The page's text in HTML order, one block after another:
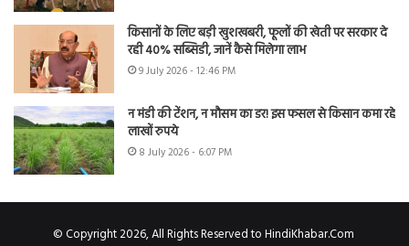
किसानों के लिए बड़ी खुशखबरी, फूलों की खेती पर सरकार दे
रही 40% सब्सिडी, जानें कैसे मिलेगा लाभ
9 July 2026 - 12:46 PM
न मंडी की टेंशन, न मौसम का डर! इस फसल से किसान कमा रहे
लाखों रुपये
8 July 2026 - 6:07 PM
© Copyright 2026, All Rights Reserved to HindiKhabar.Com